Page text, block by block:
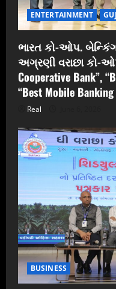
ENTERTAINMENT
ભારત કો-ઓપ. બેન્કિંગ
અગ્રણી વરાછા કો-
Cooperative Bank”,
“Best Mobile
Real
BUSINESS